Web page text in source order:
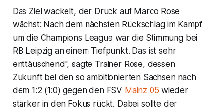
Das Ziel wackelt, der Druck auf Marco Rose
wächst: Nach dem nächsten Rückschlag im Kampf
um die Champions League war die Stimmung bei
RB Leipzig an einem Tiefpunkt. Das ist sehr
enttäuschend", sagte Trainer Rose, dessen
Zukunft bei den so ambitionierten Sachsen nach
dem 1:2 (1:0) gegen den FSV Mainz 05 wieder
stärker in den Fokus rückt. Dabei sollte der